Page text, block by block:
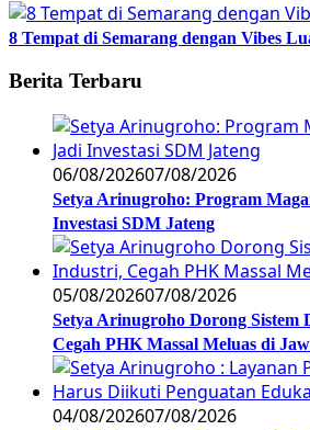
8 Tempat di Semarang dengan Vibes
Berita Terbaru
06/08/202607/08/2026
Setya Arinugroho: Program
Investasi SDM Jateng
05/08/202607/08/2026
Setya Arinugroho Dorong Sistem
Cegah PHK Massal Meluas di
04/08/202607/08/2026